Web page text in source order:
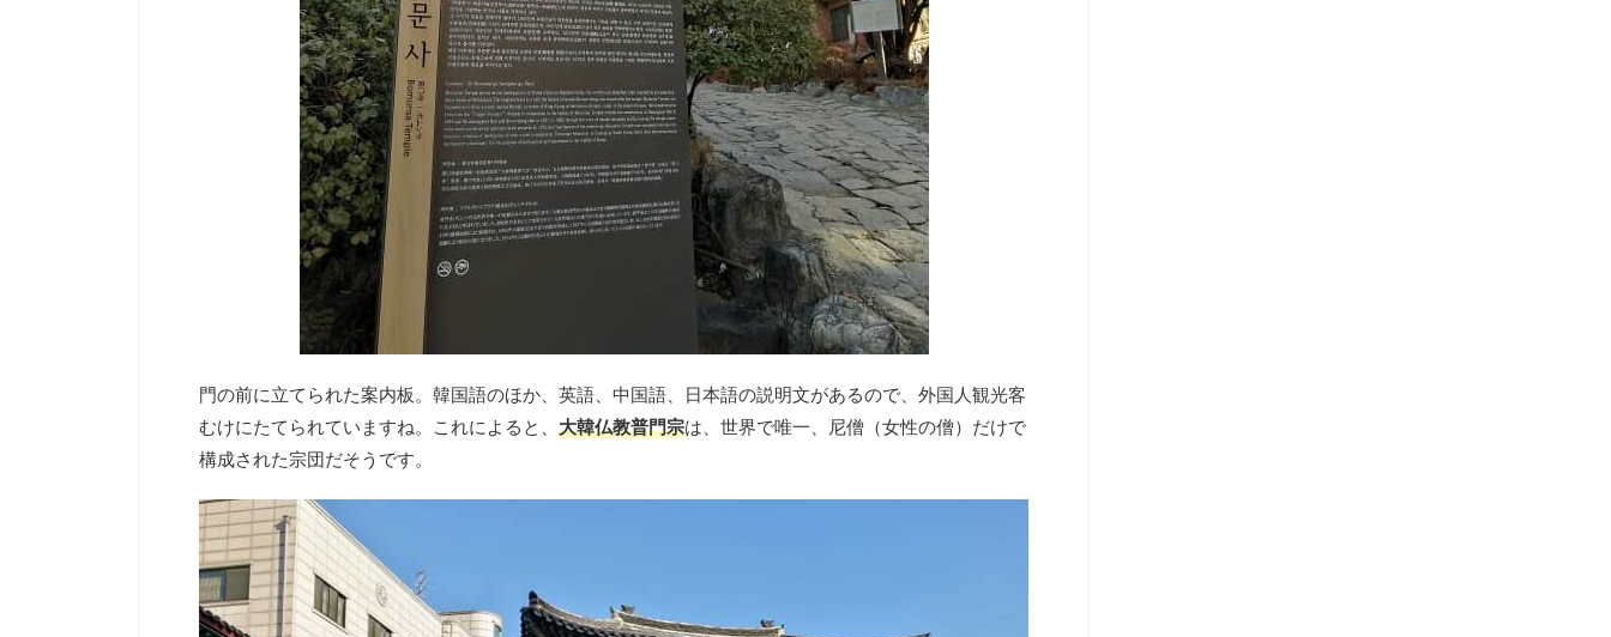
門の前に立てられた案内板。韓国語のほか、英語、中国語、日本語の説明文があるので、外国人観光客
むけにたてられていますね。これによると、 大韓仏教普門宗は、世界で唯一、尼僧（女性の僧）だけで
構成された宗団だそうです。